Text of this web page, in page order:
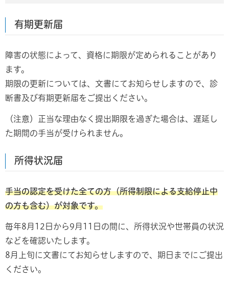
有期更新届
障害の状態によって、資格に期限が定められることがあり
ます。
期限の更新については、文書にてお知らせしますので、診
断書及び有期更新届をご提出ください。
（注意）正当な理由なく提出期限を過ぎた場合は、遅延し
た期間の手当が受けられません。
所得状況届
手当の認定を受けた全ての方（所得制限による支給停止中
の方も含む）が対象です。
毎年8月12日から9月11日の間に、所得状況や世帯員の状況
などを確認いたします。
8月上旬に文書にてお知らせしますので、期日までにご提出
ください。